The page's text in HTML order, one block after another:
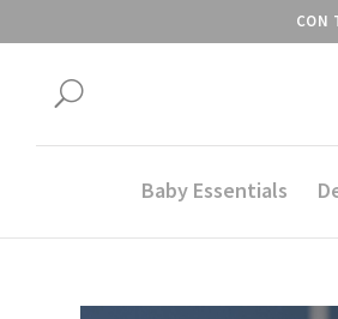
CON
U
Baby Essentials